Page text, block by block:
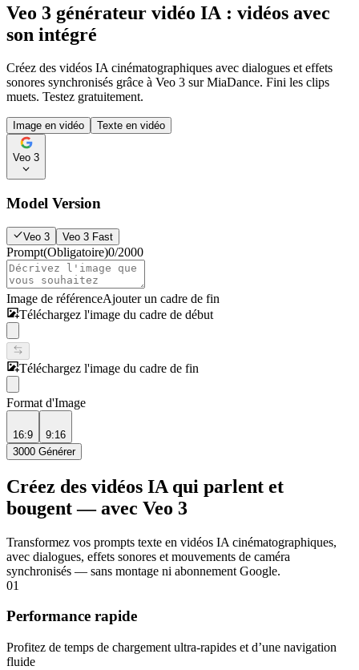
Veo 3 générateur vidéo IA : vidéos avec
son intégré
Créez des vidéos IA cinématographiques avec dialogues et effets
sonores synchronisés grâce à Veo 3 sur MiaDance. Fini les clips
muets. Testez gratuitement.
Image en vidéo Texte en vidéo
Veo 3
Model Version
Veo 3 Veo 3 Fast
Prompt(Obligatoire)0/2000
Image de référenceAjouter un cadre de fin
Téléchargez l'image du cadre de début
Téléchargez l'image du cadre de fin
Format d'Image
16:9
9:16
3000 Générer
Créez des vidéos IA qui parlent et
bougent — avec Veo 3
Transformez vos prompts texte en vidéos IA cinématographiques,
avec dialogues, effets sonores et mouvements de caméra
synchronisés — sans montage ni abonnement Google.
01
Performance rapide
Profitez de temps de chargement ultra‑rapides et d’une navigation
fluide